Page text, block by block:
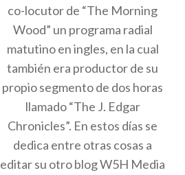
co-locutor de “The Morning
Wood” un programa radial
matutino en ingles, en la cual
también era productor de su
propio segmento de dos horas
llamado “The J. Edgar
Chronicles”. En estos días se
dedica entre otras cosas a
editar su otro blog W5H Media